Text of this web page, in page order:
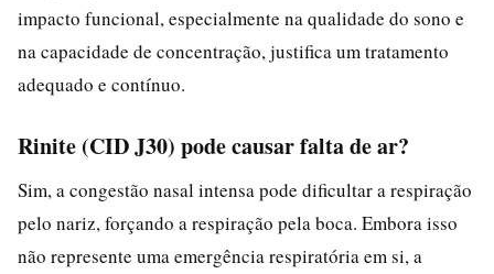
impacto funcional, especialmente na qualidade do sono e
na capacidade de concentração, justifica um tratamento
adequado e contínuo.
Rinite (CID J30) pode causar falta de ar?
Sim, a congestão nasal intensa pode dificultar a respiração
pelo nariz, forçando a respiração pela boca. Embora isso
não represente uma emergência respiratória em si, a